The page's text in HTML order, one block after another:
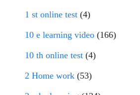
1 st online test (4)
10 e learning video (166)
10 th online test (4)
2 Home work (53)